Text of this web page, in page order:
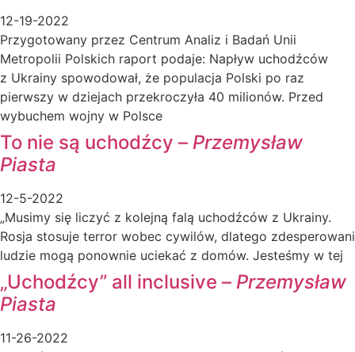
12-19-2022
Przygotowany przez Centrum Analiz i Badań Unii
Metropolii Polskich raport podaje: Napływ uchodźców
z Ukrainy spowodował, że populacja Polski po raz
pierwszy w dziejach przekroczyła 40 milionów. Przed
wybuchem wojny w Polsce
To nie są uchodźcy – Przemysław
Piasta
12-5-2022
„Musimy się liczyć z kolejną falą uchodźców z Ukrainy.
Rosja stosuje terror wobec cywilów, dlatego zdesperowani
ludzie mogą ponownie uciekać z domów. Jesteśmy w tej
„Uchodźcy” all inclusive – Przemysław
Piasta
11-26-2022